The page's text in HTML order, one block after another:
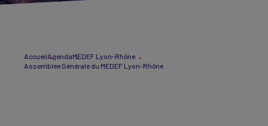
AccueilAgendaMEDEF Lyon-Rhône
Assemblée Générale du MEDEF Lyon-Rhône